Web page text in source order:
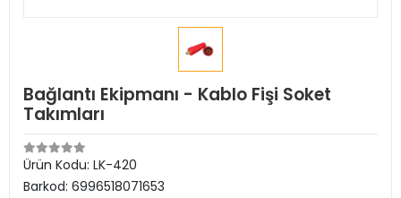
Bağlantı Ekipmanı - Kablo Fişi Soket
Takımları
Ürün Kodu: LK-420
Barkod: 6996518071653